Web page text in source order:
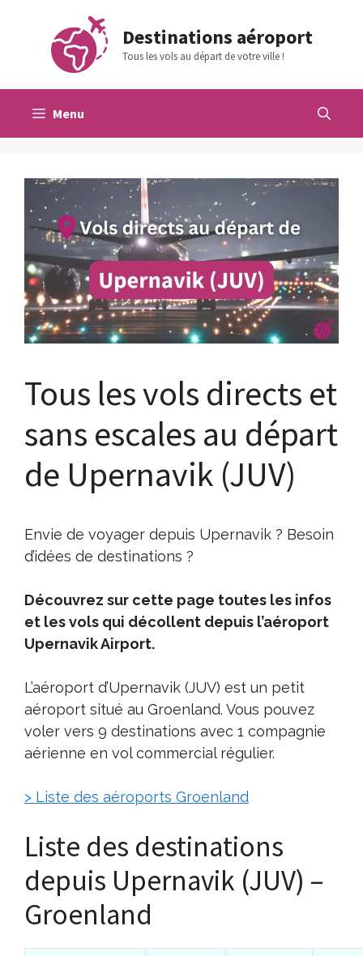
contenu
Destinations aéroport
Tous les vols au départ de votre ville !
Menu
Tous les vols directs et
sans escales au départ
de Upernavik (JUV)
Envie de voyager depuis Upernavik ? Besoin
d’idées de destinations ?
Découvrez sur cette page toutes les infos
et les vols qui décollent depuis l’aéroport
Upernavik Airport.
L’aéroport d’Upernavik (JUV) est un petit
aéroport situé au Groenland. Vous pouvez
voler vers 9 destinations avec 1 compagnie
aérienne en vol commercial régulier.
> Liste des aéroports Groenland
Liste des destinations
depuis Upernavik (JUV) –
Groenland